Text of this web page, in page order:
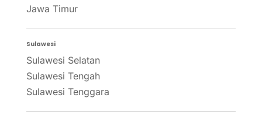
Jawa Timur
Sulawesi
Sulawesi Selatan
Sulawesi Tengah
Sulawesi Tenggara